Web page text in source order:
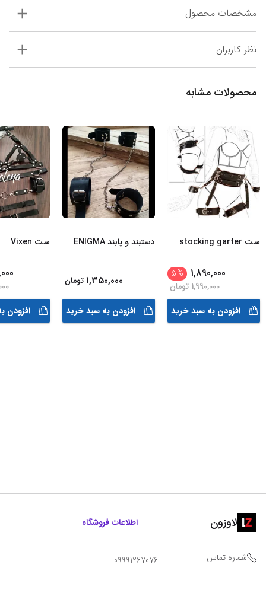
مشخصات محصول
نظر کاربران
محصولات مشابه
ست stocking garter
1,890,000
%
5
1,990,000تومان
افزودن به سبد خرید
دستبند و پابند ENIGMA
1,350,000 تومان
افزودن به سبد خرید
ست Vixen
افزودن
لاوزون اطلاعات فروشگاه
شماره تماس 09991267076